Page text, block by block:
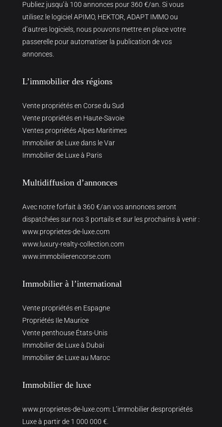
Publiez jusqu’à 100 annonces pour 360 €/an. Si vous
utilisez le logiciel APIMO, HEKTOR, ADAPT IMMO ou
d’autres logiciels, nous pouvons mettre en place votre
passerelle pour automatiser la publication de vos
annonces.
L’immobilier des régions
Vente propriétés en Corse du Sud
Vente propriétés en Haute-Savoie
Ventes propriétés Alpes Maritimes
Immobilier de Luxe dans le Var
Immobilier de Luxe à Paris
Multidiffusion d’annonces
Avec notre forfait à 360 €/an vos annonces seront
dispatchées sur nos 3 portails et sur les prochains à venir :
www.proprietes-de-luxe.com
www.luxury-realty-collection.com
www.immobilierencorse.com
Immobilier à l’international
Vente propriétés en Espagne
Propriétés Ile Maurice
Vente penthouse États-Unis
Immobilier de Luxe à Dubai
Immobilier de Luxe au Maroc
Immobilier de luxe
www.proprietes-de-luxe.com: L’immobilier despropriétés
Luxe à partir de 1 000 000 €.